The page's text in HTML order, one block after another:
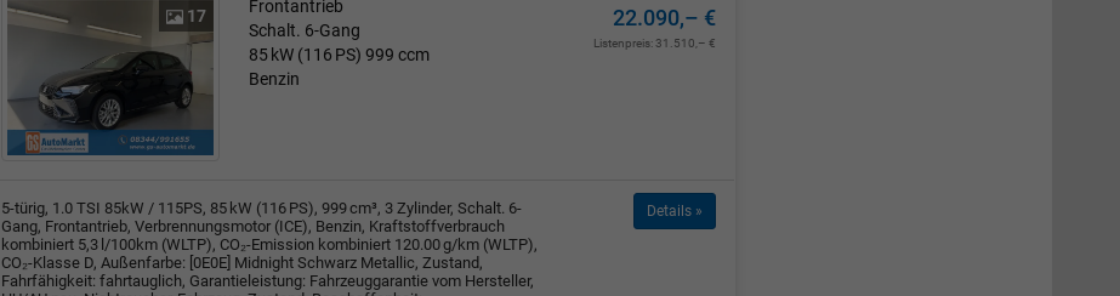
17
Frontantrieb
Schalt. 6-Gang
85 kW (116 PS) 999 ccm
Benzin
22.090,– €
Listenpreis:31.510,– €
5-türig, 1.0 TSI 85kW / 115PS, 85 kW (116 PS), 999 cm³, 3 Zylinder, Schalt. 6-
Gang, Frontantrieb, Verbrennungsmotor (ICE), Benzin, Kraftstoffverbrauch
kombiniert 5,3 l/100km (WLTP), CO₂-Emission kombiniert 120.00 g/km (WLTP),
CO₂-Klasse D, Außenfarbe: [0E0E] Midnight Schwarz Metallic, Zustand,
Fahrfähigkeit: fahrtauglich, Garantieleistung: Fahrzeuggarantie vom Hersteller,
Details »